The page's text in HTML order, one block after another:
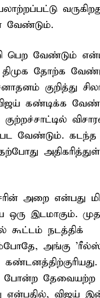
வேண்டும்.
பெற வேண்டும்
தோற்க
குறித்து
கண்டிக்க
குற்றச்சாட்டில்
வேண்டும்.
அறை என்பது
ஒரு இடமாகும்.
கூட்டம் நடத்திக்
அங்கு
போன்ற தேவையற்ற
என்பதில், விஜய்